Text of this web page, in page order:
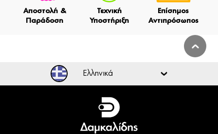
Αποστολή &
Παράδοση
Τεχνική
Υποστήριξη
Επίσημος
Αντιπρόσωπος
Ελληνικά
Ελληνικά
English